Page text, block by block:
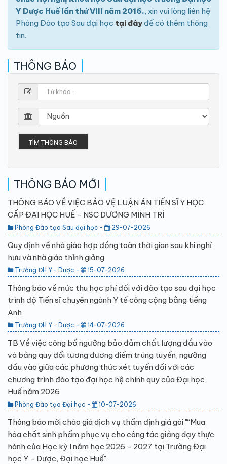
Y Dược Huế lần thứ VIII năm 2016., xin vui lòng liên hệ
Phòng Đào tạo Sau đại học tại đây để có thêm thông
tin.
THÔNG BÁO
TÌM THÔNG BÁO
THÔNG BÁO MỚI
THÔNG BÁO VỀ VIỆC BẢO VỆ LUẬN ÁN TIẾN SĨ Y HỌC
CẤP ĐẠI HỌC HUẾ - NSC DƯƠNG MINH TRÍ
Phòng Đào tạo Sau đại học - 29-07-2026
Quy định về nhà giáo hợp đồng toàn thời gian sau khi nghỉ
hưu và nhà giáo thỉnh giảng
Trường ĐH Y - Dược - 15-07-2026
Thông báo về mức thu học phí đối với đào tạo sau đại học
trình độ Tiến sĩ chuyên ngành Y tế công cộng bằng tiếng
Anh
Trường ĐH Y - Dược - 14-07-2026
TB Về việc công bố ngưỡng bảo đảm chất lượng đầu vào
và bảng quy đổi tương đương điểm trúng tuyển, ngưỡng
đầu vào giữa các phương thức xét tuyển đối với các
chương trình đào tạo đại học hệ chính quy của Đại học
Huế năm 2026
Phòng Đào tạo Đại học - 10-07-2026
Thông báo mời chào giá dịch vụ thẩm định giá gói "“Mua
hóa chất sinh phẩm phục vụ cho công tác giảng dạy thực
hành của Học kỳ I năm học 2026 - 2027 tại Trường Đại
học Y - Dược, Đại học Huế"